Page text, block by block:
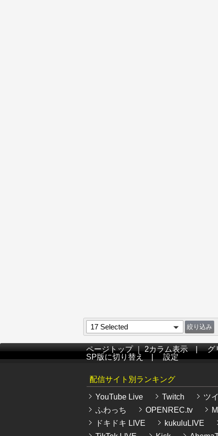
17 Selected
ページトップ｜2カラム表示|グ
SP版に切り替え
設定
配信サイト別ランキング
YouTube Live Twitch
ツ
ふわっち
OPENREC.tv
ドキドキ LIVE
kukuluLIVE